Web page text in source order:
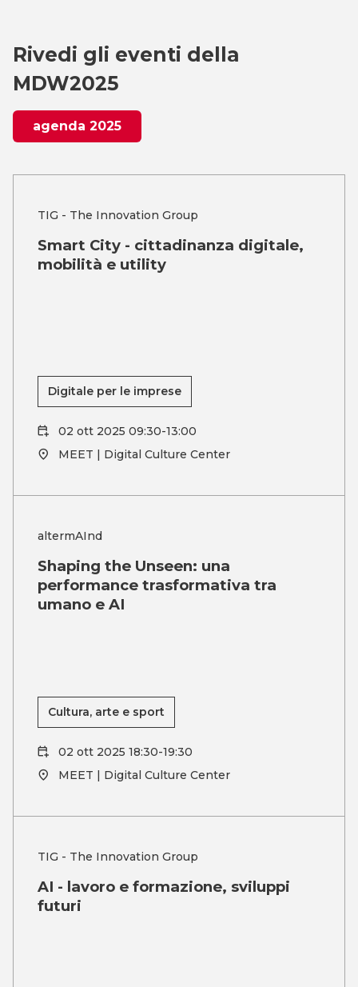
Rivedi gli eventi della
MDW2025
agenda 2025
TIG - The Innovation Group
Smart City - cittadinanza digitale,
mobilità e utility
Digitale per le imprese
02 ott 2025 09:30-13:00
MEET | Digital Culture Center
altermAInd
Shaping the Unseen: una
performance trasformativa tra
umano e AI
Cultura, arte e sport
02 ott 2025 18:30-19:30
MEET | Digital Culture Center
TIG - The Innovation Group
AI - lavoro e formazione, sviluppi
futuri